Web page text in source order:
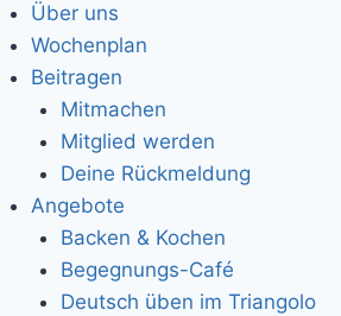
Über uns
Wochenplan
Beitragen
Mitmachen
Mitglied werden
Deine Rückmeldung
Angebote
Backen & Kochen
Begegnungs-Café
Deutsch üben im Triangolo